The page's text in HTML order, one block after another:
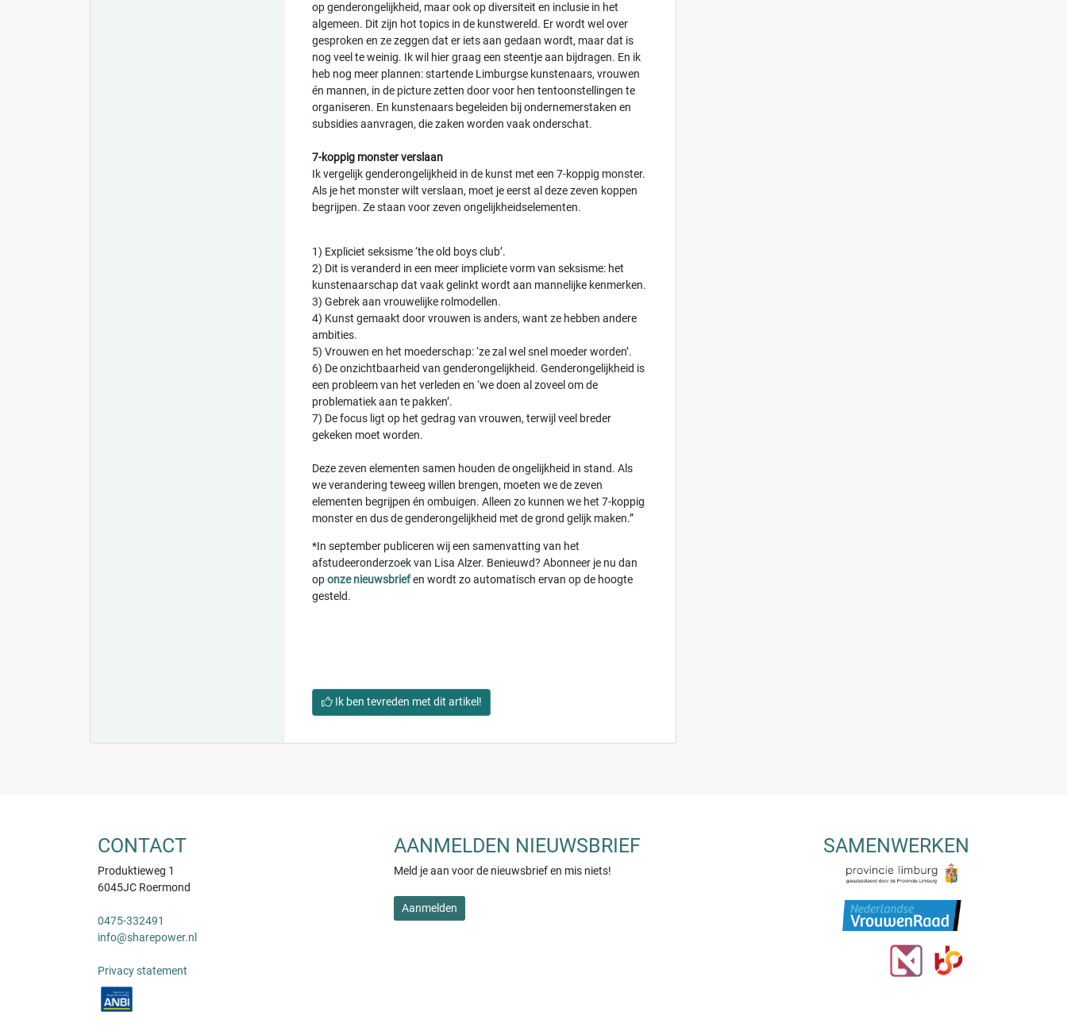
op genderongelijkheid, maar ook op diversiteit en inclusie in het
algemeen. Dit zijn hot topics in de kunstwereld. Er wordt wel over
gesproken en ze zeggen dat er iets aan gedaan wordt, maar dat is
nog veel te weinig. Ik wil hier graag een steentje aan bijdragen. En ik
heb nog meer plannen: startende Limburgse kunstenaars, vrouwen
én mannen, in de picture zetten door voor hen tentoonstellingen te
organiseren. En kunstenaars begeleiden bij ondernemerstaken en
subsidies aanvragen, die zaken worden vaak onderschat.
7-koppig monster verslaan
Ik vergelijk genderongelijkheid in de kunst met een 7-koppig monster.
Als je het monster wilt verslaan, moet je eerst al deze zeven koppen
begrijpen. Ze staan voor zeven ongelijkheidselementen.
1) Expliciet seksisme ‘the old boys club’.
2) Dit is veranderd in een meer impliciete vorm van seksisme: het
kunstenaarschap dat vaak gelinkt wordt aan mannelijke kenmerken.
3) Gebrek aan vrouwelijke rolmodellen.
4) Kunst gemaakt door vrouwen is anders, want ze hebben andere
ambities.
5) Vrouwen en het moederschap: ‘ze zal wel snel moeder worden’.
6) De onzichtbaarheid van genderongelijkheid. Genderongelijkheid is
een probleem van het verleden en ‘we doen al zoveel om de
problematiek aan te pakken’.
7) De focus ligt op het gedrag van vrouwen, terwijl veel breder
gekeken moet worden.
Deze zeven elementen samen houden de ongelijkheid in stand. Als
we verandering teweeg willen brengen, moeten we de zeven
elementen begrijpen én ombuigen. Alleen zo kunnen we het 7-koppig
monster en dus de genderongelijkheid met de grond gelijk maken.”
*In september publiceren wij een samenvatting van het
afstudeeronderzoek van Lisa Alzer. Benieuwd? Abonneer je nu dan
oponze nieuwsbriefen wordt zo automatisch ervan op de hoogte
gesteld.
Ik ben tevreden met dit artikel!
CONTACT
Produktieweg 1
6045JC Roermond
0475-332491
info@sharepower.nl
Privacy statement
AANMELDEN NIEUWSBRIEF
Meld je aan voor de nieuwsbrief en mis niets!
Aanmelden
SAMENWERKEN